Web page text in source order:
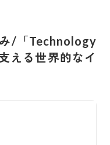
/「Technology
える世界的なイ